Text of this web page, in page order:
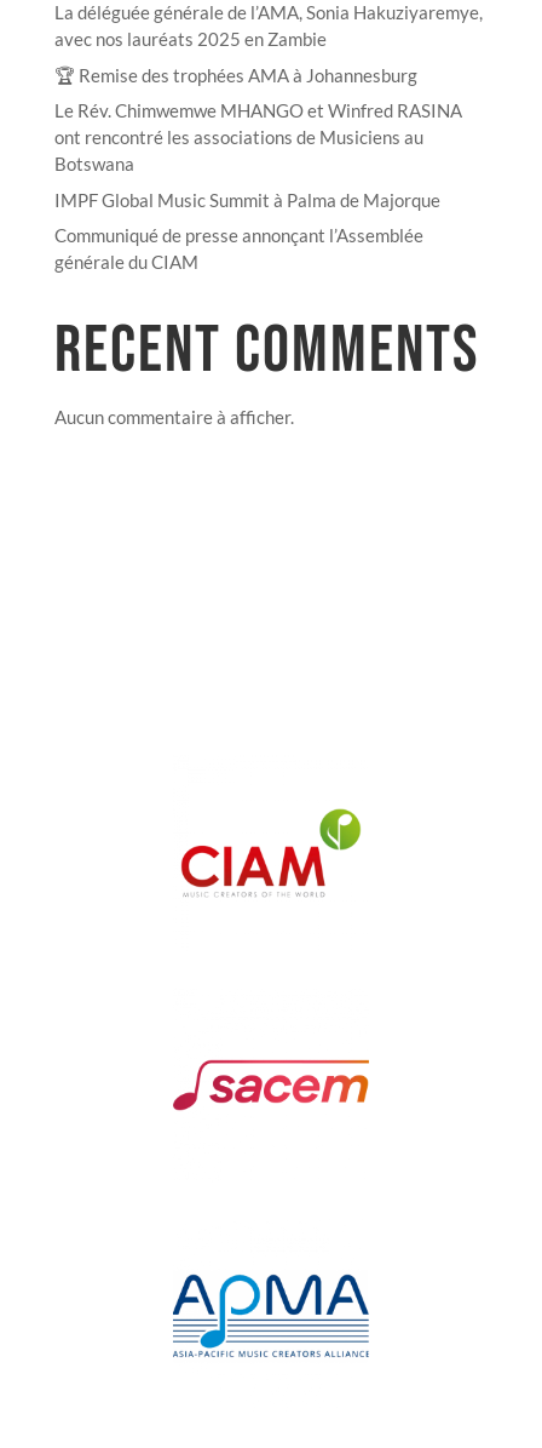
La déléguée générale de l’AMA, Sonia Hakuziyaremye,
avec nos lauréats 2025 en Zambie
🏆 Remise des trophées AMA à Johannesburg
Le Rév. Chimwemwe MHANGO et Winfred RASINA
ont rencontré les associations de Musiciens au
Botswana
IMPF Global Music Summit à Palma de Majorque
Communiqué de presse annonçant l’Assemblée
générale du CIAM
RECENT COMMENTS
Aucun commentaire à afficher.